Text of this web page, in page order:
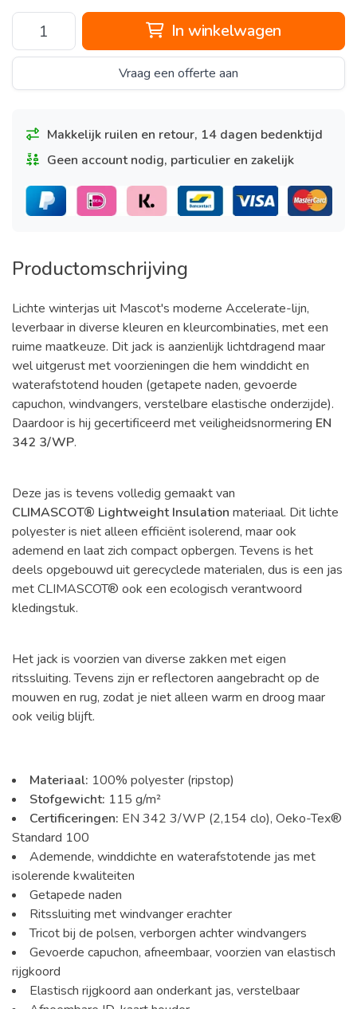
In winkelwagen
Vraag een offerte aan
Makkelijk ruilen en retour, 14 dagen bedenktijd
Geen account nodig, particulier en zakelijk
Productomschrijving
Lichte winterjas uit Mascot's moderne Accelerate-lijn,
leverbaar in diverse kleuren en kleurcombinaties, met een
ruime maatkeuze. Dit jack is aanzienlijk lichtdragend maar
wel uitgerust met voorzieningen die hem winddicht en
waterafstotend houden (getapete naden, gevoerde
capuchon, windvangers, verstelbare elastische onderzijde).
Daardoor is hij gecertificeerd met veiligheidsnormering EN
342 3/WP.
Deze jas is tevens volledig gemaakt van
CLIMASCOT® Lightweight Insulation materiaal. Dit lichte
polyester is niet alleen efficiënt isolerend, maar ook
ademend en laat zich compact opbergen. Tevens is het
deels opgebouwd uit gerecyclede materialen, dus is een jas
met CLIMASCOT® ook een ecologisch verantwoord
kledingstuk.
Het jack is voorzien van diverse zakken met eigen
ritssluiting. Tevens zijn er reflectoren aangebracht op de
mouwen en rug, zodat je niet alleen warm en droog maar
ook veilig blijft.
Materiaal: 100% polyester (ripstop)
Stofgewicht: 115 g/m²
Certificeringen: EN 342 3/WP (2,154 clo), Oeko-Tex®
Standard 100
Ademende, winddichte en waterafstotende jas met
isolerende kwaliteiten
Getapede naden
Ritssluiting met windvanger erachter
Tricot bij de polsen, verborgen achter windvangers
Gevoerde capuchon, afneembaar, voorzien van elastisch
rijgkoord
Elastisch rijgkoord aan onderkant jas, verstelbaar